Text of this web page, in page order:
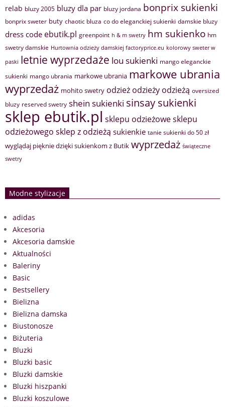
relab bluzy 2005 bluzy dla par bluzy jordana bonprix sukienki
bonprix sweter buty chaotic bluza co do eleganckiej sukienki damskie bluzy
dress code ebutik.pl greenpoint h & m swetry hm sukienko hm
swetry damskie Hurtownia odzieży damskiej factoryprice.eu kolorowy sweter w
paski letnie wyprzedaże lou sukienki mango eleganckie
sukienki mango ubrania markowe ubrania markowe ubrania
wyprzedaż mohito swetry odzież odzieży odzieżą oversized
bluzy reserved swetry shein sukienki sinsay sukienki
sklep ebutik.pl sklepu odzieżowesklepu
odzieżowego sklep z odzieżą sukienkie tanie sukienki do 50 zł
wyglądaj pięknie dzięki sukienkom z Butik wyprzedaż świąteczne
swetry
Modne stylizacje
adidas
Akcesoria
Akcesoria damskie
Aktualności
Baleriny
Basic
Bestsellery
Bielizna
Bielizna damska
Biustonosze
Biżuteria
Bluzki
Bluzki basic
Bluzki damskie
Bluzki hiszpanki
Bluzki koszulowe